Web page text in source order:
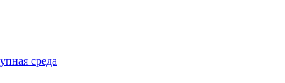
среда